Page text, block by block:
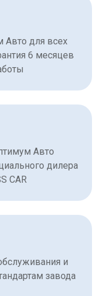
Авто для всех
6 месяцев
Авто
дилера
CAR
и
завода